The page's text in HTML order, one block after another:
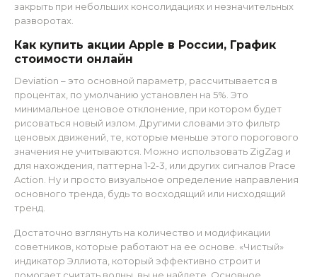
закрыть при небольших консолидациях и незначительных
разворотах.
Как купить акции Apple в России, График
стоимости онлайн
Deviation – это основной параметр, рассчитывается в
процентах, по умолчанию установлен на 5%. Это
минимальное ценовое отклонение, при котором будет
рисоваться новый излом. Другими словами это фильтр
ценовых движений, те, которые меньше этого порогового
значения не учитываются. Можно использовать ZigZag и
для нахождения, паттерна 1-2-3, или других сигналов Prace
Action. Ну и просто визуальное определение направления
основного тренда, будь то восходящий или нисходящий
тренд.
Достаточно взглянуть на количество и модификации
советников, которые работают на ее основе. «Чистый»
индикатор Эллиота, который эффективно строит и